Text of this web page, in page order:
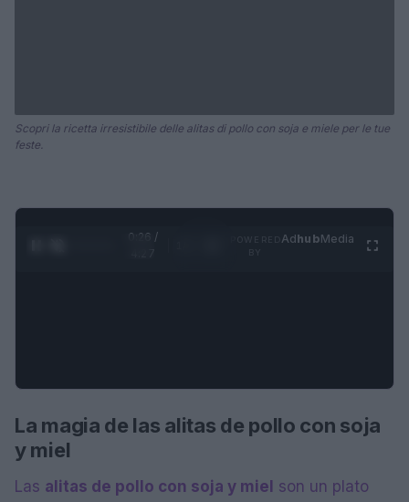
Scopri la ricetta irresistibile delle alitas di pollo con soja e miele per le tue
feste.
0:27 /
AdhubMedia
La magia de las alitas de pollo con soja
y miel
Las alitas de pollo con soja y miel son un plato